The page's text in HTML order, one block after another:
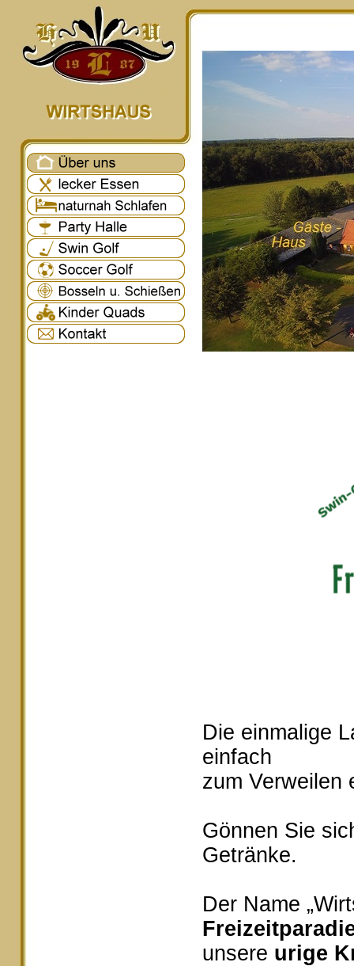
Die einmalige
einfach
zum Verweilen
Gönnen Sie
Getränke.
Der Name
unsere urige